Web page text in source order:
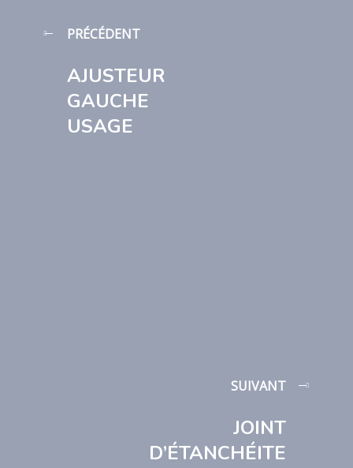
PRÉCÉDENT
AJUSTEUR
GAUCHE
USAGE
SUIVANT
JOINT
D’ÉTANCHÉITE